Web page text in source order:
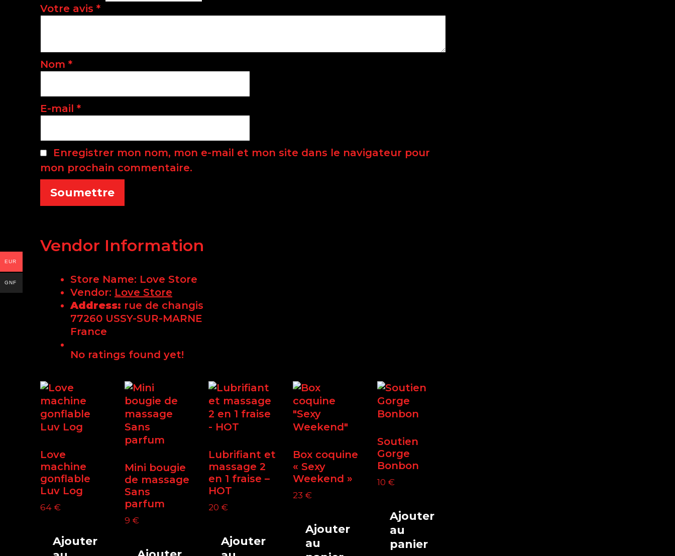
Votre avis *
Nom *
E-mail *
Enregistrer mon nom, mon e-mail et mon site dans le navigateur pour
mon prochain commentaire.
Vendor Information
Store Name: Love Store
Vendor: Love Store
Address: rue de changis
77260 USSY-SUR-MARNE
France
No ratings found yet!
Love
machine
gonflable
Luv Log
64 €
Ajouter
Mini bougie
de massage
Sans
parfum
9 €
Lubrifiant et
massage 2
en 1 fraise –
HOT
20 €
Ajouter
Box coquine
« Sexy
Weekend »
23 €
Ajouter
au
Soutien
Gorge
Bonbon
10 €
Ajouter
au
panier
EUR
GNF